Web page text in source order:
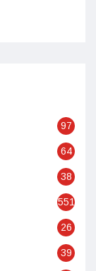
97
64
38
551
26
39